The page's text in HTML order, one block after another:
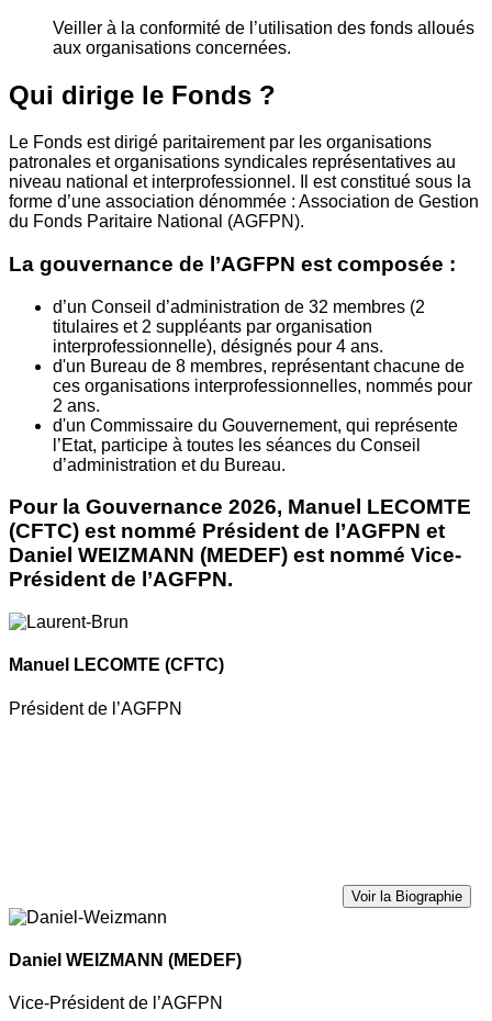
Veiller à la conformité de l’utilisation des fonds alloués
aux organisations concernées.
Qui dirige le Fonds ?
Le Fonds est dirigé paritairement par les organisations
patronales et organisations syndicales représentatives au
niveau national et interprofessionnel. Il est constitué sous la
forme d’une association dénommée : Association de Gestion
du Fonds Paritaire National (AGFPN).
La gouvernance de l’AGFPN est composée :
d’un Conseil d’administration de 32 membres (2
titulaires et 2 suppléants par organisation
interprofessionnelle), désignés pour 4 ans.
d'un Bureau de 8 membres, représentant chacune de
ces organisations interprofessionnelles, nommés pour
2 ans.
d'un Commissaire du Gouvernement, qui représente
l’Etat, participe à toutes les séances du Conseil
d’administration et du Bureau.
Pour la Gouvernance 2026, Manuel LECOMTE
(CFTC) est nommé Président de l’AGFPN et
Daniel WEIZMANN (MEDEF) est nommé Vice-
Président de l’AGFPN.
Manuel LECOMTE (CFTC)
Président de l’AGFPN
Voir la Biographie
Daniel WEIZMANN (MEDEF)
Vice-Président de l’AGFPN